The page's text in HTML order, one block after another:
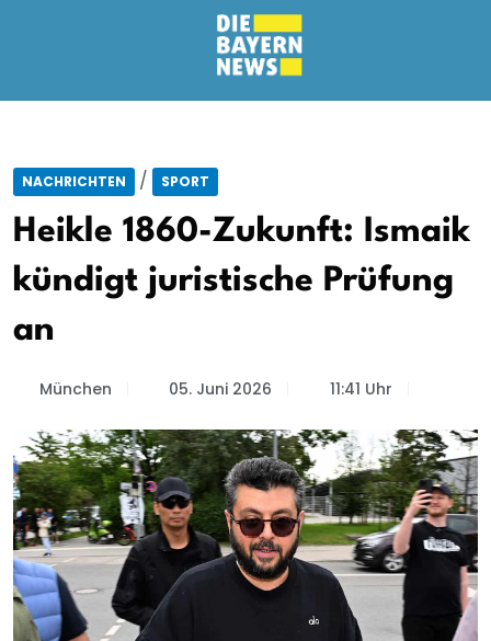
NACHRICHTEN / SPORT
Heikle 1860-Zukunft: Ismaik
kündigt juristische Prüfung
an
München 05. Juni 2026 11:41 Uhr